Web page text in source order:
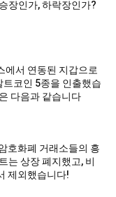
장인가, 하락장인가?
에서 연동된 지갑으로
트코인 5종을 인출했습
다음과 같습니다
호화폐 거래소들의 흥
는 상장 폐지했고, 비
제외했습니다!